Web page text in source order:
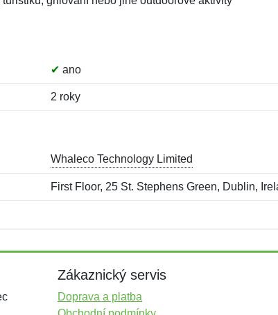
✔ ano
2 roky
Whaleco Technology Limited
First Floor, 25 St. Stephens Green, Dublin,
Zákaznický servis
Doprava a platba